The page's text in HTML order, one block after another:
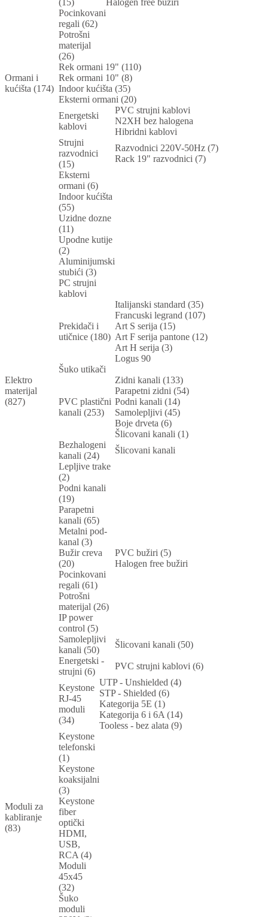
(15)
Halogen free bužiri
Pocinkovani
regali (62)
Potrošni
materijal
(26)
Ormani i
kućišta (174)
Rek ormani 19" (110)
Rek ormani 10" (8)
Indoor kućišta (35)
Eksterni ormani (20)
Elektro
materijal
(827)
Energetski
kablovi
PVC strujni kablovi
N2XH bez halogena
Hibridni kablovi
Strujni
razvodnici
(15)
Razvodnici 220V-50Hz (7)
Rack 19" razvodnici (7)
Eksterni
ormani (6)
Indoor kućišta
(55)
Uzidne dozne
(11)
Upodne kutije
(2)
Aluminijumski
stubići (3)
PC strujni
kablovi
Prekidači i
utičnice (180)
Italijanski standard (35)
Francuski legrand (107)
Art S serija (15)
Art F serija pantone (12)
Art H serija (3)
Logus 90
Šuko utikači
PVC plastični
kanali (253)
Zidni kanali (133)
Parapetni zidni (54)
Podni kanali (14)
Samolepljivi (45)
Boje drveta (6)
Šlicovani kanali (1)
Bezhalogeni
kanali (24)
Šlicovani kanali
Lepljive trake
(2)
Podni kanali
(19)
Parapetni
kanali (65)
Metalni pod-
kanal (3)
Bužir creva
(20)
PVC bužiri (5)
Halogen free bužiri
Pocinkovani
regali (61)
Potrošni
materijal (26)
IP power
control (5)
Samolepljivi
kanali (50)
Šlicovani kanali (50)
Energetski -
strujni (6)
PVC strujni kablovi (6)
Moduli za
kabliranje
(83)
Keystone
RJ-45
moduli
(34)
UTP - Unshielded (4)
STP - Shielded (6)
Kategorija 5E (1)
Kategorija 6 i 6A (14)
Tooless - bez alata (9)
Keystone
telefonski
(1)
Keystone
koaksijalni
(3)
Keystone
fiber
optički
HDMI,
USB,
RCA (4)
Moduli
45x45
(32)
Šuko
moduli